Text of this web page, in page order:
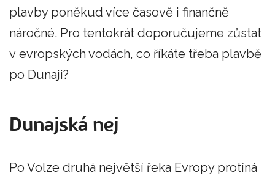
plavby poněkud více časově i finančně
náročné. Pro tentokrát doporučujeme zůstat
v evropských vodách, co říkáte třeba plavbě
po Dunaji?
Dunajská nej
Po Volze druhá největší řeka Evropy protíná